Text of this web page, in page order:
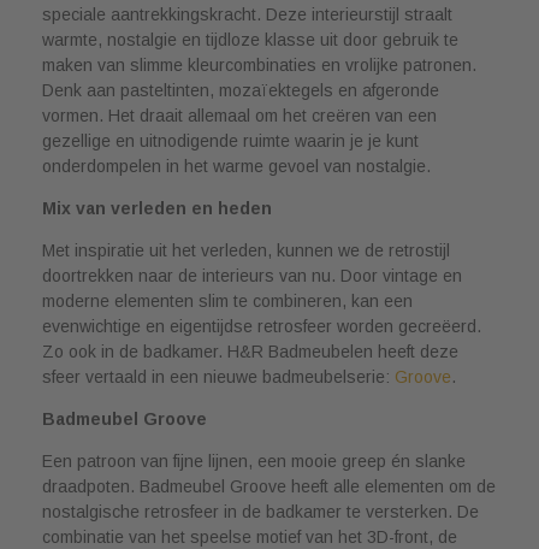
speciale aantrekkingskracht. Deze interieurstijl straalt
warmte, nostalgie en tijdloze klasse uit door gebruik te
maken van slimme kleurcombinaties en vrolijke patronen.
Denk aan pasteltinten, mozaïektegels en afgeronde
vormen. Het draait allemaal om het creëren van een
gezellige en uitnodigende ruimte waarin je je kunt
onderdompelen in het warme gevoel van nostalgie.
Mix van verleden en heden
Met inspiratie uit het verleden, kunnen we de retrostijl
doortrekken naar de interieurs van nu. Door vintage en
moderne elementen slim te combineren, kan een
evenwichtige en eigentijdse retrosfeer worden gecreëerd.
Zo ook in de badkamer. H&R Badmeubelen heeft deze
sfeer vertaald in een nieuwe badmeubelserie: Groove.
Badmeubel Groove
Een patroon van fijne lijnen, een mooie greep én slanke
draadpoten. Badmeubel Groove heeft alle elementen om de
nostalgische retrosfeer in de badkamer te versterken. De
combinatie van het speelse motief van het 3D-front, de